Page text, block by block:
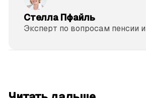
Стелла Пфайль
Эксперт по вопросам пенсии